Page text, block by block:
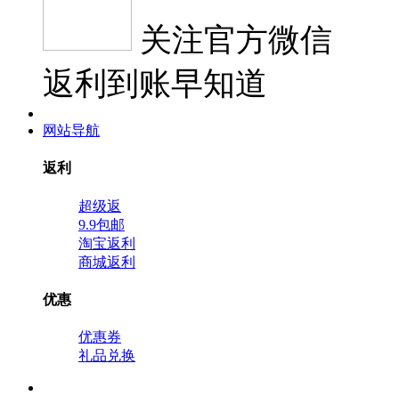
关注官方微信
返利到账早知道
网站导航
返利
超级返
9.9包邮
淘宝返利
商城返利
优惠
优惠券
礼品兑换